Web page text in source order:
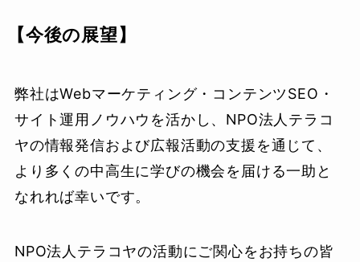
【今後の展望】
弊社はWebマーケティング・コンテンツSEO・
サイト運用ノウハウを活かし、NPO法人テラコ
ヤの情報発信および広報活動の支援を通じて、
より多くの中高生に学びの機会を届ける一助と
なれれば幸いです。
NPO法人テラコヤの活動にご関心をお持ちの皆